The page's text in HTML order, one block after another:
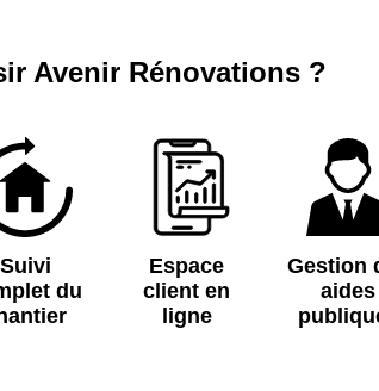
Avenir Rénovations ?
Suivi
du
Espace
client en
ligne
Gestion
aides